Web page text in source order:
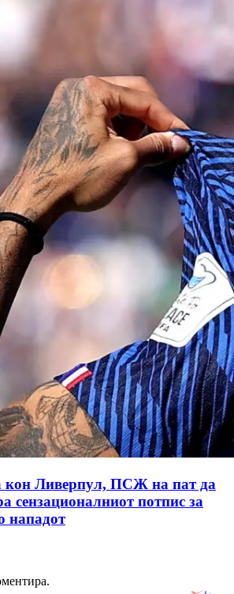
кон Ливерпул, ПСЖ на пат да
сензационалниот потпис за
нападот